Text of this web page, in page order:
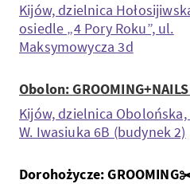
Kijów, dzielnica
osiedle „4 Pory Roku”, ul.
Maksymowycza 3d
Obolon:
Kijów, dzielnica Obolońska,
W. Iwasiuka 6B (budynek 2)
Dorohożycze: